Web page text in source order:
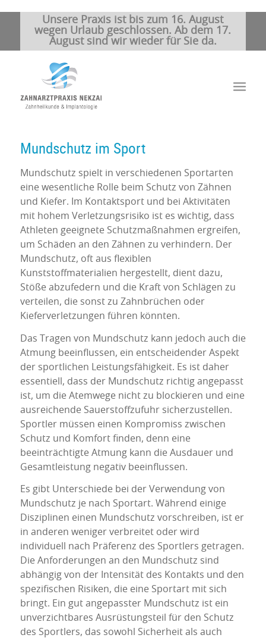
Unsere Praxis ist bis zum 16. August
wegen Urlaub geschlossen. Ab dem 17.
August sind wir wieder für Sie da.
Mundschutz im Sport
Mundschutz spielt in verschiedenen Sportarten
eine wesentliche Rolle beim Schutz von Zähnen
und Kiefer. Im Kontaktsport und bei Aktivitäten
mit hohem Verletzungsrisiko ist es wichtig, dass
Athleten geeignete Schutzmaßnahmen ergreifen,
um Schäden an den Zähnen zu verhindern. Der
Mundschutz, oft aus flexiblen
Kunststoffmaterialien hergestellt, dient dazu,
Stöße abzufedern und die Kraft von Schlägen zu
verteilen, die sonst zu Zahnbrüchen oder
Kieferverletzungen führen könnten.
Das Tragen von Mundschutz kann jedoch auch die
Atmung beeinflussen, ein entscheidender Aspekt
der sportlichen Leistungsfähigkeit. Es ist daher
essentiell, dass der Mundschutz richtig angepasst
ist, um die Atemwege nicht zu blockieren und eine
ausreichende Sauerstoffzufuhr sicherzustellen.
Sportler müssen einen Kompromiss zwischen
Schutz und Komfort finden, denn eine
beeinträchtigte Atmung kann die Ausdauer und
Gesamtleistung negativ beeinflussen.
Es gibt Unterschiede bei der Verwendung von
Mundschutz je nach Sportart. Während einige
Disziplinen einen Mundschutz vorschreiben, ist er
in anderen weniger verbreitet oder wird
individuell nach Präferenz des Sportlers getragen.
Die Anforderungen an den Mundschutz sind
abhängig von der Intensität des Kontakts und den
spezifischen Risiken, die eine Sportart mit sich
bringt. Ein gut angepasster Mundschutz ist ein
unverzichtbares Ausrüstungsteil für den Schutz
des Sportlers, das sowohl Sicherheit als auch